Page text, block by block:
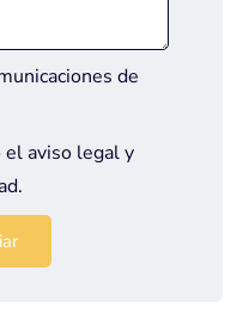
de
el aviso legaly
.